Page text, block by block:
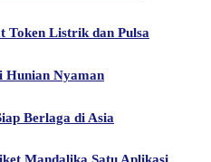
Token Listrik dan Pulsa
Hunian Nyaman
Berlaga di Asia